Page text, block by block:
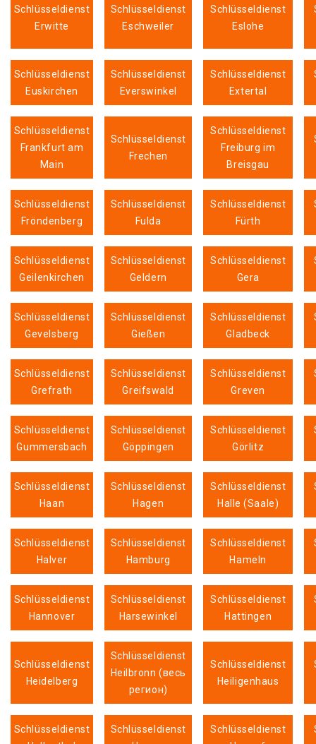
Schlüsseldienst
Erwitte
Schlüsseldienst
Eschweiler
Schlüsseldienst
Eslohe
Schlüsseldienst
Euskirchen
Schlüsseldienst
Everswinkel
Schlüsseldienst
Extertal
Schlüsseldienst
Frankfurt am
Main
Schlüsseldienst
Frechen
Schlüsseldienst
Freiburg im
Breisgau
Schlüsseldienst
Fröndenberg
Schlüsseldienst
Fulda
Schlüsseldienst
Fürth
Schlüsseldienst
Geilenkirchen
Schlüsseldienst
Geldern
Schlüsseldienst
Gera
Schlüsseldienst
Gevelsberg
Schlüsseldienst
Gießen
Schlüsseldienst
Gladbeck
Schlüsseldienst
Grefrath
Schlüsseldienst
Greifswald
Schlüsseldienst
Greven
Schlüsseldienst
Gummersbach
Schlüsseldienst
Göppingen
Schlüsseldienst
Görlitz
Schlüsseldienst
Haan
Schlüsseldienst
Hagen
Schlüsseldienst
Halle (Saale)
Schlüsseldienst
Halver
Schlüsseldienst
Hamburg
Schlüsseldienst
Hameln
Schlüsseldienst
Hannover
Schlüsseldienst
Harsewinkel
Schlüsseldienst
Hattingen
Schlüsseldienst
Heidelberg
Schlüsseldienst
Heilbronn (весь
регион)
Schlüsseldienst
Heiligenhaus
Schlüsseldienst
Schlüsseldienst
Schlüsseldienst